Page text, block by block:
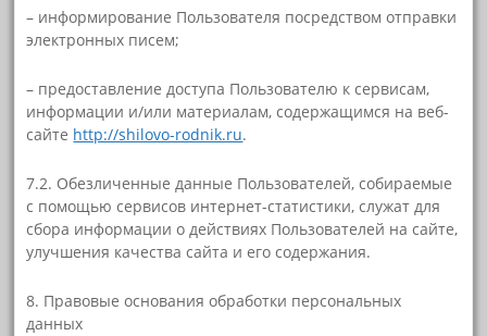
– информирование Пользователя посредством отправки
электронных писем;
– предоставление доступа Пользователю к сервисам,
информации и/или материалам, содержащимся на веб-
сайте http://shilovo-rodnik.ru.
7.2. Обезличенные данные Пользователей, собираемые
с помощью сервисов интернет-статистики, служат для
сбора информации о действиях Пользователей на сайте,
улучшения качества сайта и его содержания.
8. Правовые основания обработки персональных
данных